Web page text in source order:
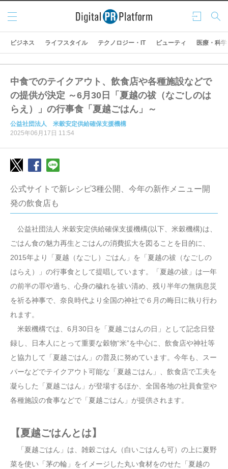
ログ
イン
検索
メニ
ュー
ビジネス ライフスタイル テクノロジー・IT ビューティ 医療・科学
中食でのテイクアウト、飲食店や各種施設などで
の提供が決定 ～6月30日「夏越の祓（なごしのは
らえ）」の行事食「夏越ごはん」～
公益社団法人 米穀安定供給確保支援機構
2025年06月17日 11:54
公式サイトで新レシピ3種公開、今年の新作メニュー開
発の飲食店も
公益社団法人 米穀安定供給確保支援機構(以下、米穀機構)は、
ごはん食の魅力再生とごはんの消費拡大を図ることを目的に、
2015年より「夏越（なごし）ごはん」を「夏越の祓（なごしの
はらえ）」の行事食として提唱しています。「夏越の祓」は一年
の前半の罪や過ち、心身の穢れを祓い清め、残り半年の無病息災
を祈る神事で、奈良時代より全国の神社で６月の晦日に執り行わ
れます。
米穀機構では、6月30日を「夏越ごはんの日」として記念日登
録し、日本人にとって重要な穀物“米”を中心に、飲食店や神社等
と協力して「夏越ごはん」の普及に努めています。今年も、スー
パーなどでテイクアウト可能な「夏越ごはん」、飲食店で工夫を
凝らした「夏越ごはん」が登場するほか、全国各地の社員食堂や
各種施設の食事などで「夏越ごはん」が提供されます。
【夏越ごはんとは】
「夏越ごはん」は、雑穀ごはん（白いごはんも可）の上に夏野
菜を使い「茅の輪」をイメージした丸い食材をのせた「夏越の